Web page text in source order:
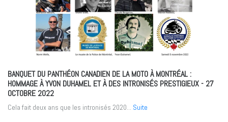
BANQUET DU PANTHÉON CANADIEN DE LA MOTO À MONTRÉAL :
HOMMAGE À YVON DUHAMEL ET À DES INTRONISÉS PRESTIGIEUX- 27
OCTOBRE 2022
Cela fait deux ans que les intronisés 2020... Suite